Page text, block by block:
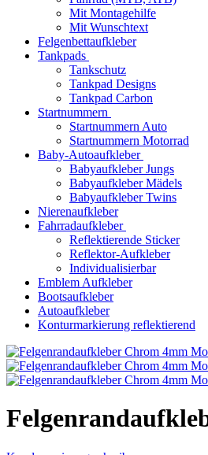
Mit Montagehilfe
Mit Wunschtext
Felgenbettaufkleber
Tankpads
Tankschutz
Tankpad Designs
Tankpad Carbon
Startnummern
Startnummern Auto
Startnummern Motorrad
Baby-Autoaufkleber
Babyaufkleber Jungs
Babyaufkleber Mädels
Babyaufkleber Twins
Nierenaufkleber
Fahrradaufkleber
Reflektierende Sticker
Reflektor-Aufkleber
Individualisierbar
Emblem Aufkleber
Bootsaufkleber
Autoaufkleber
Konturmarkierung reflektierend